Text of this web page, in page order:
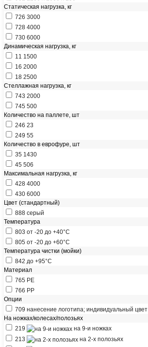
Статическая нагрузка, кг
726 3000
728 4000
730 6000
Динамическая нагрузка, кг
11 1500
16 2000
18 2500
Стеллажная нагрузка, кг
743 2000
745 500
Количество на паллете, шт
246 23
249 55
Количество в еврофуре, шт
35 1430
45 506
Максимальная нагрузка, кг
428 4000
430 6000
Цвет (стандартный)
888 серый
Температура
803 от -20 до +40°С
805 от -20 до +60°С
Температура чистки (мойки)
842 до +95°С
Материал
765 РЕ
766 РР
Опции
709 нанесение логотипа; индивидуальный цвет
На ножках/колесах/полозьях
219
на 9-и ножках
213
на 2-х полозьях